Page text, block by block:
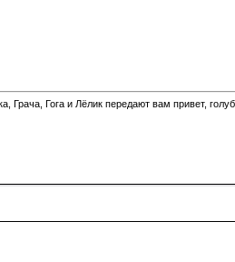
Гога и Лёлик передают вам привет,